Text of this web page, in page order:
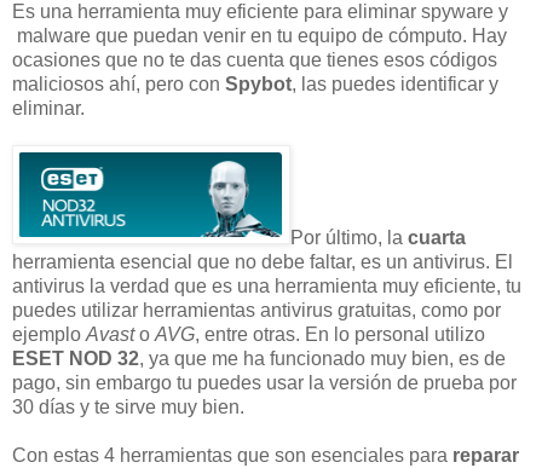
Es una herramienta muy eficiente para eliminar spyware y
malware que puedan venir en tu equipo de cómputo. Hay
ocasiones que no te das cuenta que tienes esos códigos
maliciosos ahí, pero con Spybot, las puedes identificar y
eliminar.
Por último, la cuarta
herramienta esencial que no debe faltar, es un antivirus. El
antivirus la verdad que es una herramienta muy eficiente, tu
puedes utilizar herramientas antivirus gratuitas, como por
ejemplo Avasto AVG, entre otras. En lo personal utilizo
ESET NOD 32, ya que me ha funcionado muy bien, es de
pago, sin embargo tu puedes usar la versión de prueba por
30 días y te sirve muy bien.
Con estas 4 herramientas que son esenciales para reparar